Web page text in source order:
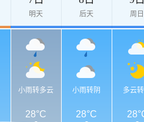
明天 后天 周日
小雨转多云 小雨转阴 多云
28°C 28°C